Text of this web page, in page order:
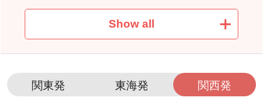
eature on Events and Li
mited-Time Tours
Family Travel Special
Show all
関東発 東海発 関西発